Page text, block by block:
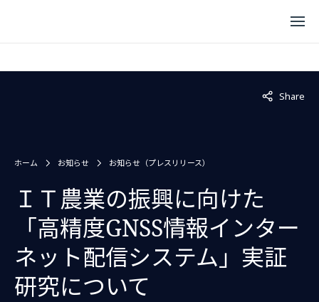
ホーム お知らせ お知らせ（プレスリリース）
ＩＴ農業の振興に向けた
「高精度GNSS情報インター
ネット配信システム」実証
研究について
Share
Not